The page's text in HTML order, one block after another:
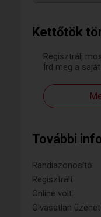
Kettőtök
Regisztrálj
Írd meg a
További
Randiazonosító:
Regisztrált:
Online volt:
Olvasatlan